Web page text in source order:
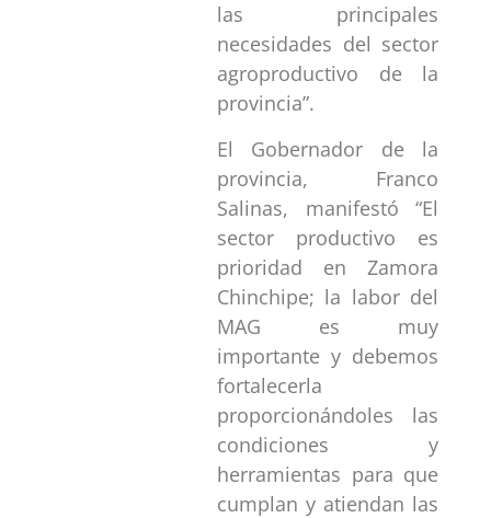
las principales
necesidades del sector
agroproductivo de la
provincia”.
El Gobernador de la
provincia, Franco
Salinas, manifestó“El
sector productivo es
prioridad en Zamora
Chinchipe; la labor del
MAG es muy
importante y debemos
fortalecerla
proporcionándoles las
condiciones y
herramientas para que
cumplan y atiendan las